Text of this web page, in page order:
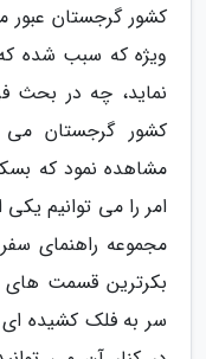
کشور گرجستان عبور
ویژه که سبب شده
نماید، چه در
کشور گرجستان می
مشاهده نمود که
امر را می توانیم
مجموعه راهنمای
بکرترین قسمت های
سر به فلک کشیده